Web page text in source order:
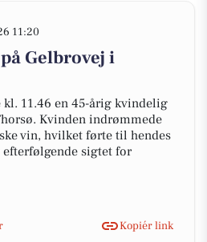
11:20
Gelbrovej i
kl. 11.46 en 45-årig kvindelig
Kvinden indrømmede
vin, hvilket førte til hendes
sigtet for
Kopiér link